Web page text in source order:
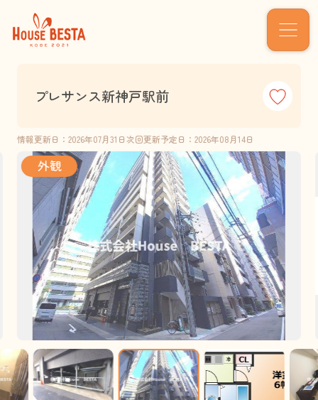
プレサンス新神戸駅前
情報更新日：2026年07月31日次回更新予定日：2026年08月14日
外観